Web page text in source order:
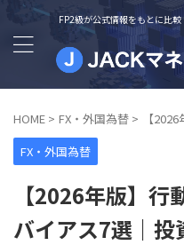
FP2級が公式情報をもとに比
HOME > FX・外国為替 >
【
FX・外国為替
【2026年版】
バイアス7選｜投